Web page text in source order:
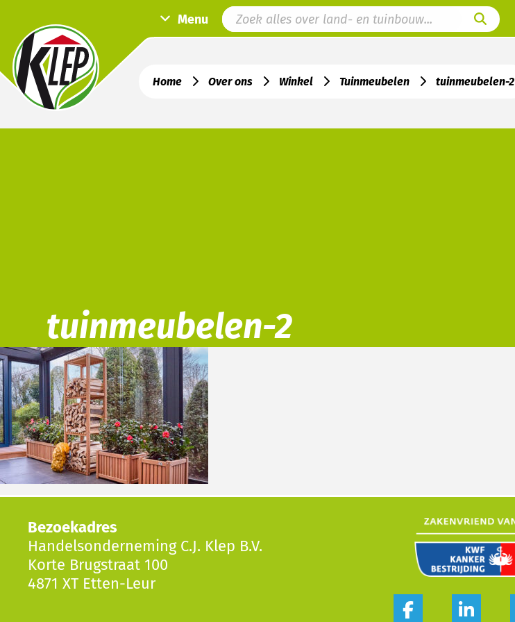
Menu
Home Over ons Winkel Tuinmeubelen tuinmeubelen-2
tuinmeubelen-2
Bezoekadres
Handelsonderneming C.J. Klep B.V.
Korte Brugstraat 100
4871 XT Etten-Leur